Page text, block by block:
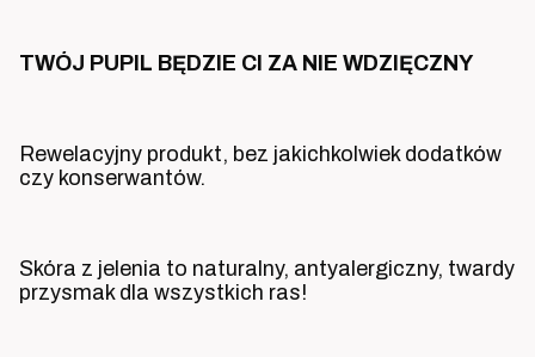
TWÓJ PUPIL BĘDZIE CI ZA NIE WDZIĘCZNY
Rewelacyjny produkt, bez jakichkolwiek dodatków
czy konserwantów.
Skóra z jelenia to naturalny, antyalergiczny, twardy
przysmak dla wszystkich ras!